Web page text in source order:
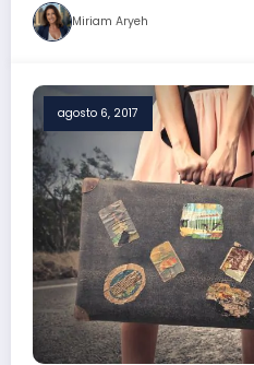
Miriam Aryeh
agosto 6, 2017